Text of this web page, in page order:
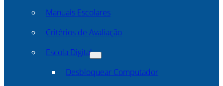
Manuais Escolares
Critérios de Avaliação
Escola Digital
Desbloquear Computador